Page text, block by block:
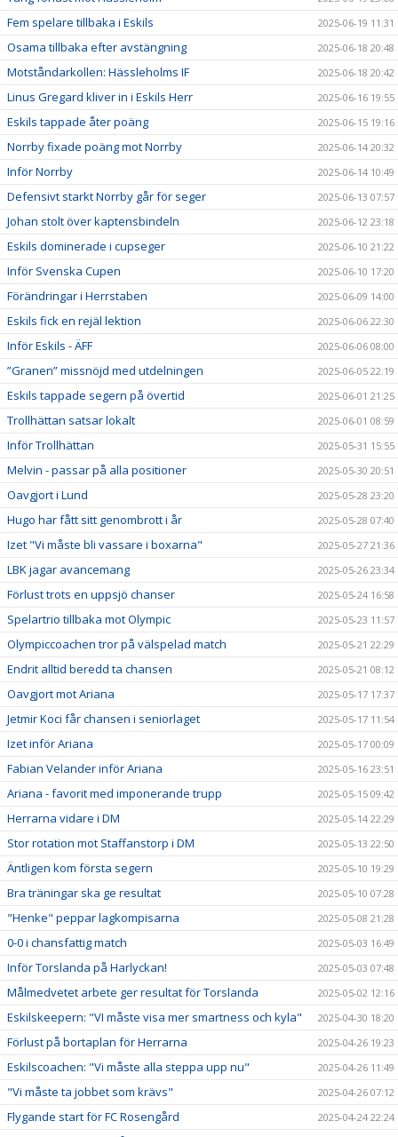
Fem spelare tillbaka i Eskils 2025-06-19 11:31
Osama tillbaka efter avstängning 2025-06-18 20:48
Motståndarkollen: Hässleholms IF 2025-06-18 20:42
Linus Gregard kliver in i Eskils Herr 2025-06-16 19:55
Eskils tappade åter poäng 2025-06-15 19:16
Norrby fixade poäng mot Norrby 2025-06-14 20:32
Inför Norrby 2025-06-14 10:49
Defensivt starkt Norrby går för seger 2025-06-13 07:57
Johan stolt över kaptensbindeln 2025-06-12 23:18
Eskils dominerade i cupseger 2025-06-10 21:22
Inför Svenska Cupen 2025-06-10 17:20
Förändringar i Herrstaben 2025-06-09 14:00
Eskils fick en rejäl lektion 2025-06-06 22:30
Inför Eskils - ÄFF 2025-06-06 08:00
”Granen” missnöjd med utdelningen 2025-06-05 22:19
Eskils tappade segern på övertid 2025-06-01 21:25
Trollhättan satsar lokalt 2025-06-01 08:59
Inför Trollhättan 2025-05-31 15:55
Melvin - passar på alla positioner 2025-05-30 20:51
Oavgjort i Lund 2025-05-28 23:20
Hugo har fått sitt genombrott i år 2025-05-28 07:40
Izet "Vi måste bli vassare i boxarna" 2025-05-27 21:36
LBK jagar avancemang 2025-05-26 23:34
Förlust trots en uppsjö chanser 2025-05-24 16:58
Spelartrio tillbaka mot Olympic 2025-05-23 11:57
Olympiccoachen tror på välspelad match 2025-05-21 22:29
Endrit alltid beredd ta chansen 2025-05-21 08:12
Oavgjort mot Ariana 2025-05-17 17:37
Jetmir Koci får chansen i seniorlaget 2025-05-17 11:54
Izet inför Ariana 2025-05-17 00:09
Fabian Velander inför Ariana 2025-05-16 23:51
Ariana - favorit med imponerande trupp 2025-05-15 09:42
Herrarna vidare i DM 2025-05-14 22:29
Stor rotation mot Staffanstorp i DM 2025-05-13 22:50
Äntligen kom första segern 2025-05-10 19:29
Bra träningar ska ge resultat 2025-05-10 07:28
"Henke" peppar lagkompisarna 2025-05-08 21:28
0-0 i chansfattig match 2025-05-03 16:49
Inför Torslanda på Harlyckan! 2025-05-03 07:48
Målmedvetet arbete ger resultat för Torslanda 2025-05-02 12:16
Eskilskeepern: "VI måste visa mer smartness och kyla" 2025-04-30 18:20
Förlust på bortaplan för Herrarna 2025-04-26 19:23
Eskilscoachen: "Vi måste alla steppa upp nu" 2025-04-26 11:49
"Vi måste ta jobbet som krävs" 2025-04-26 07:12
Flygande start för FC Rosengård 2025-04-24 22:24